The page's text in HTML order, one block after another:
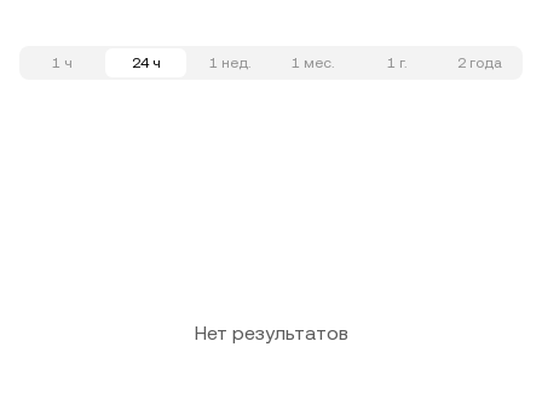
1 ч 24 ч 1 нед. 1 мес. 1 г. 2 года
Нет результатов